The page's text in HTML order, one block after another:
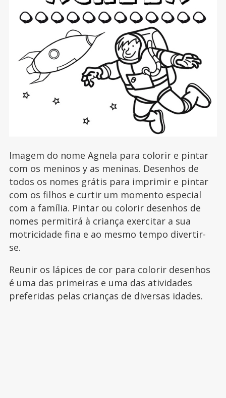
Imagem do nome Agnela para colorir e pintar
com os meninos y as meninas. Desenhos de
todos os nomes grátis para imprimir e pintar
com os filhos e curtir um momento especial
com a família. Pintar ou colorir desenhos de
nomes permitirá à criança exercitar a sua
motricidade fina e ao mesmo tempo divertir-
se.
Reunir os lápices de cor para colorir desenhos
é uma das primeiras e uma das atividades
preferidas pelas crianças de diversas idades.